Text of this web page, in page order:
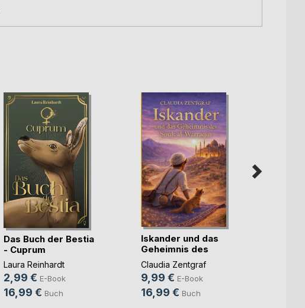
Das Buch der Bestia
- Cuprum
Laura Reinhardt
2,99 € E-Book
16,99 € Buch
Iskander und das
Geheimnis des
Sou(...)
Claudia Zentgraf
9,99 € E-Book
16,99 € Buch